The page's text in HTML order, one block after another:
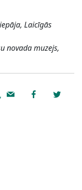
Laicīgās
novada muzejs,